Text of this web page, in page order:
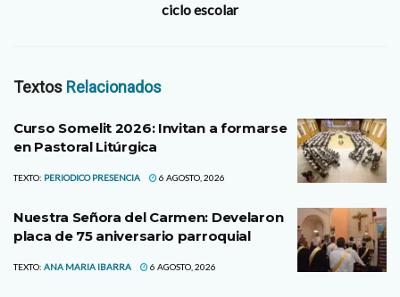
ciclo escolar
Textos Relacionados
Curso Somelit 2026: Invitan a formarse
en Pastoral Litúrgica
TEXTO: PERIODICO PRESENCIA 6 AGOSTO, 2026
Nuestra Señora del Carmen: Develaron
placa de 75 aniversario parroquial
TEXTO: ANA MARIA IBARRA 6 AGOSTO, 2026